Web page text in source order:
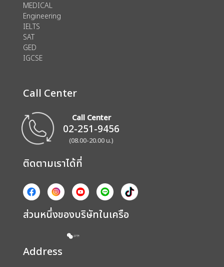
MEDICAL
Engineering
IELTS
SAT
GED
IGCSE
Call Center
Call Center
02-251-9456
(08.00-20.00 น.)
ติดตามเราได้ที่
ส่วนหนึ่งของบริษัทในเครือ
Address